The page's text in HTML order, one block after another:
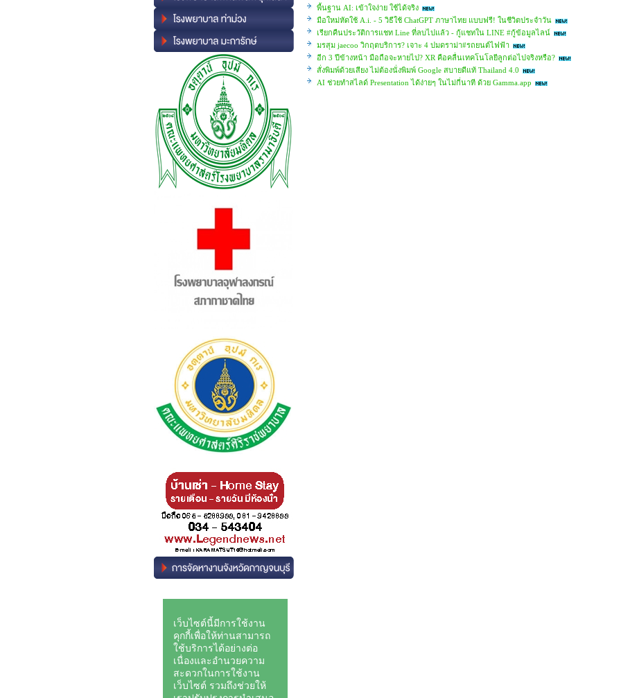
พื้นฐาน AI: เข้าใจง่าย ใช้ได้จริง
มือใหม่หัดใช้ A.i. - 5 วิธีใช้ ChatGPT ภาษาไทย แบบฟรี! ในชีวิตประจำวัน
เรียกคืนประวัติการแชท Line ที่ลบไปแล้ว - กู้แชทใน LINE #กู้ข้อมูลไลน์
มรสุม jaecoo วิกฤตบริการ? เจาะ 4 ปมดราม่า#รถยนต์ไฟฟ้า
อีก 3 ปีข้างหน้า มือถือจะหายไป? XR คือคลื่นเทคโนโลยีลูกต่อไปจริงหรือ?
สั่งพิมพ์ด้วยเสียง ไม่ต้องนั่งพิมพ์ Google สบายดีแท้ Thailand 4.0
AI ช่วยทำสไลด์ Presentation ได้ง่ายๆ ในไม่กี่นาที ด้วย Gamma.app